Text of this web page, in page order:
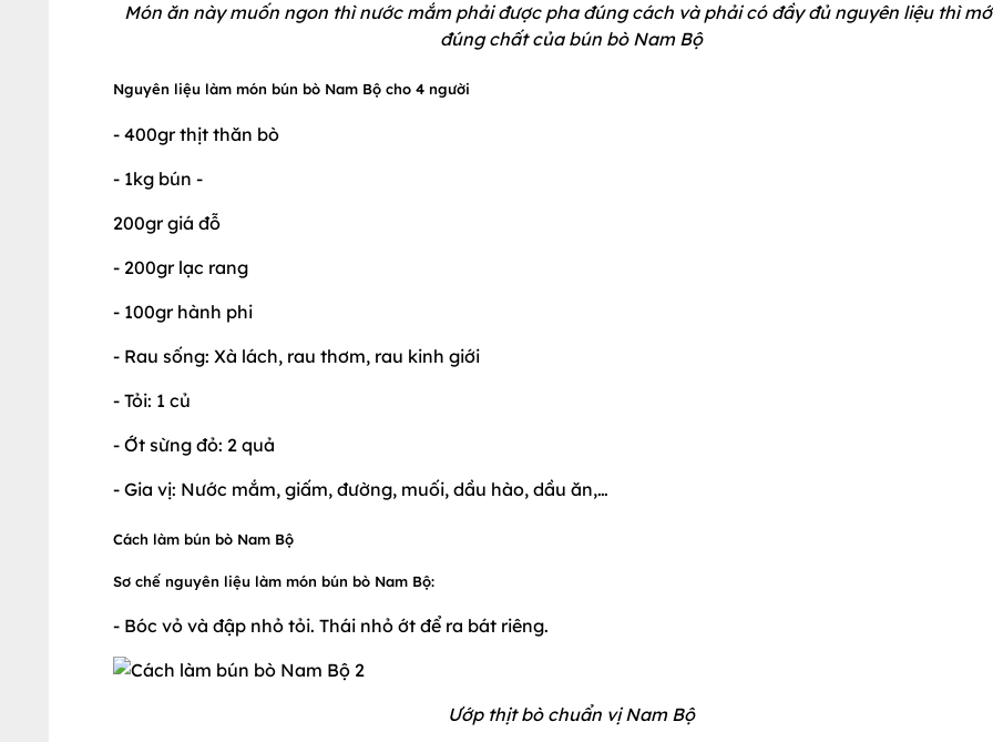
Món ăn này muốn ngon thì nước mắm phải được pha đúng cách và phải có đầy đủ nguyên liệu thì
đúng chất của bún bò Nam Bộ
Nguyên liệu làm món bún bò Nam Bộ cho 4 người
- 400gr thịt thăn bò
- 1kg bún -
200gr giá đỗ
- 200gr lạc rang
- 100gr hành phi
- Rau sống: Xà lách, rau thơm, rau kinh giới
- Tỏi: 1 củ
- Ớt sừng đỏ: 2 quả
- Gia vị: Nước mắm, giấm, đường, muối, dầu hào, dầu ăn,…
Cách làm bún bò Nam Bộ
Sơ chế nguyên liệu làm món bún bò Nam Bộ:
- Bóc vỏ và đập nhỏ tỏi. Thái nhỏ ớt để ra bát riêng.
Ướp thịt bò chuẩn vị Nam Bộ